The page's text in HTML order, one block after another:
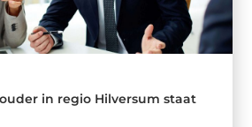
in regio Hilversum staat